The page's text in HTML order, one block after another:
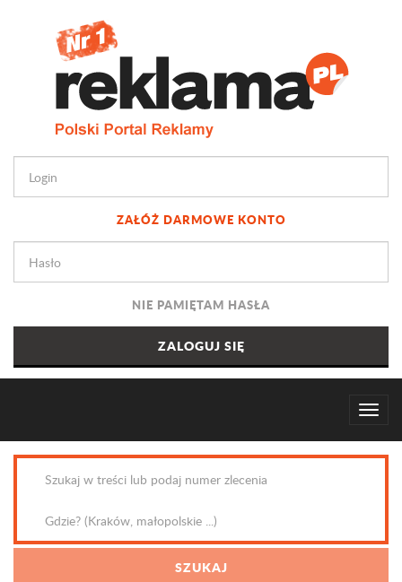
ZAŁÓŻ DARMOWE KONTO
NIE PAMIĘTAM HASŁA